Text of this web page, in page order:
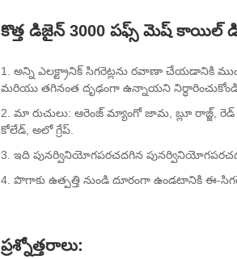
కొత్త డిజైన్ 3000 పఫ్స్ మెష్ కాయిల్
1. అన్ని ఎలక్ట్రానిక్ సిగరెట్లను రవాణా చేయడానికి
మరియు తగినంత దృఢంగా ఉన్నాయని
2. మా రుచులు: ఆరెంజ్ మ్యాంగో జామ, బ్లూ రాజ్జ్,
కోలేడ్, అలో గ్రేప్.
3. ఇది పునర్వినియోగపరచదగిన
4. పొగాకు ఉత్పత్తి నుండి దూరంగా ఉండటానికి ఈ-
ప్రశ్నోత్తరాలు: